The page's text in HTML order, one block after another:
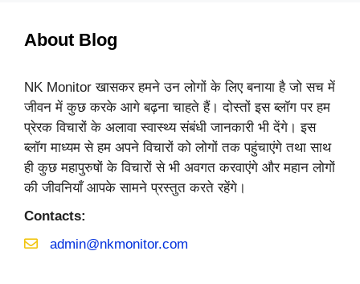
About Blog
NK Monitor खासकर हमने उन लोगों के लिए बनाया है जो सच में
जीवन में कुछ करके आगे बढ़ना चाहते हैं। दोस्तों इस ब्लॉग पर हम
प्रेरक विचारों के अलावा स्वास्थ्य संबंधी जानकारी भी देंगे। इस
ब्लॉग माध्यम से हम अपने विचारों को लोगों तक पहुंचाएंगे तथा साथ
ही कुछ महापुरुषों के विचारों से भी अवगत करवाएंगे और महान लोगों
की जीवनियाँ आपके सामने प्रस्तुत करते रहेंगे।
Contacts:
admin@nkmonitor.com